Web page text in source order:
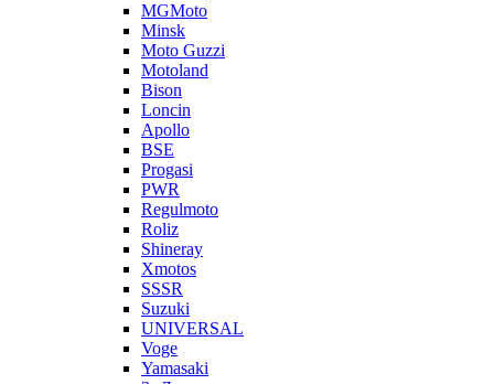
MGMoto
Minsk
Moto Guzzi
Motoland
Bison
Loncin
Apollo
BSE
Progasi
PWR
Regulmoto
Roliz
Shineray
Xmotos
SSSR
Suzuki
UNIVERSAL
Voge
Yamasaki